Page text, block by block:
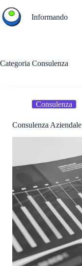
al
contenuto
Informando
Categoria Consulenza
Consulenza
Consulenza Aziendale